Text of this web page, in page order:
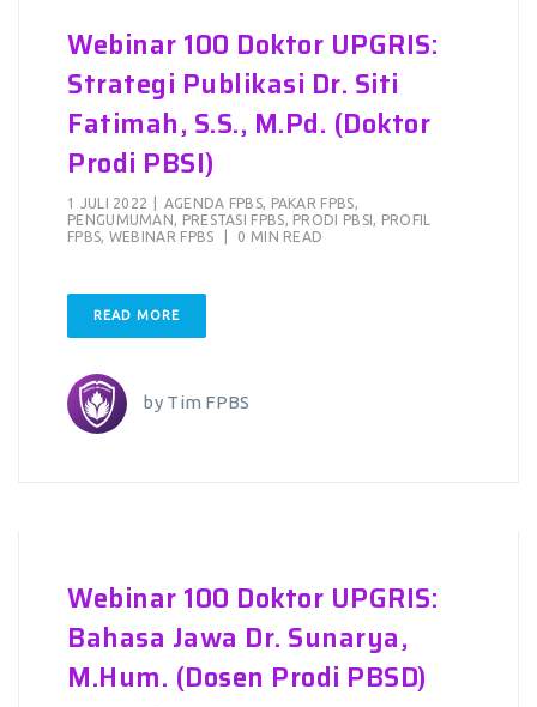
Webinar 100 Doktor UPGRIS:
Strategi Publikasi Dr. Siti
Fatimah, S.S., M.Pd. (Doktor
Prodi PBSI)
1 JULI 2022 AGENDA FPBS, PAKAR FPBS,
PENGUMUMAN, PRESTASI FPBS, PRODI PBSI, PROFIL
FPBS, WEBINAR FPBS 0 MIN READ
READ MORE
by Tim FPBS
Webinar 100 Doktor UPGRIS:
Bahasa Jawa Dr. Sunarya,
M.Hum. (Dosen Prodi PBSD)